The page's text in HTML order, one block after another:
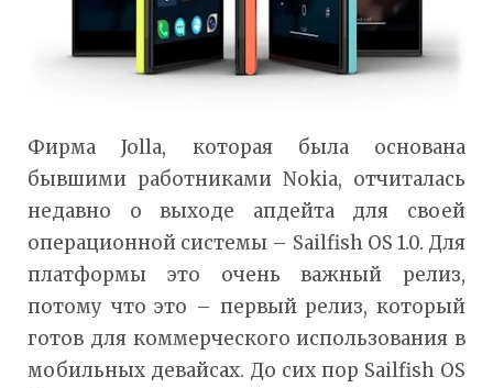
Фирма Jolla, которая была основана
бывшими работниками Nokia, отчиталась
недавно о выходе апдейта для своей
операционной системы – Sailfish OS 1.0. Для
платформы это очень важный релиз,
потому что это – первый релиз, который
готов для коммерческого использования в
мобильных девайсах. До сих пор Sailfish OS